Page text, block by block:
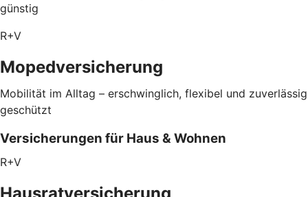
günstig
R+V
Mopedversicherung
Mobilität im Alltag – erschwinglich, flexibel und zuverlässig
geschützt
Versicherungen für Haus & Wohnen
R+V